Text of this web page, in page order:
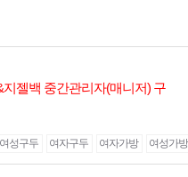
젤백 중간관리자(매니저) 구
여성구두 여자구두 여자가방 여성가방